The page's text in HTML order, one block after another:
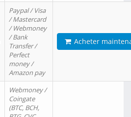
Paypal / Visa
/ Mastercard
/ Webmoney
/ Bank
Transfer /
Perfect
money /
Amazon pay
Acheter
Webmoney /
Coingate
(BTC, BCH,